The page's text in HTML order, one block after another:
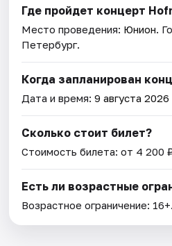
Где пройдет концерт
Место проведения: Юнион.
Петербург.
Когда запланирован
Дата и время:9 августа 2026
Сколько стоит билет?
Стоимость билета: от 4 200
Есть ли возрастные
Возрастное ограничение: 16+.